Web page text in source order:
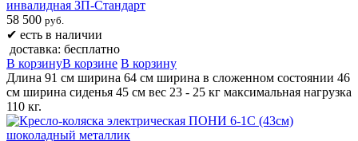
инвалидная ЗП-Стандарт
58 500 руб.
✔ есть в наличии
доставка: бесплатно
В корзинуВ корзине В корзину
Длина 91 см ширина 64 см ширина в сложенном состоянии 46
см ширина сиденья 45 см вес 23 - 25 кг максимальная нагрузка
110 кг.